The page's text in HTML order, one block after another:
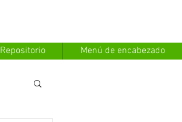
Repositorio Menú de encabezado